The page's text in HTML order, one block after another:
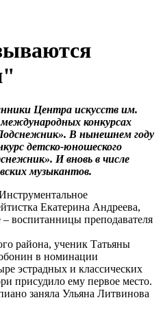
Центра искусств им.
конкурсах
В нынешнем году
детско-юношеского
И вновь в числе
музыкантов.
Екатерина Андреева,
воспитанницы преподавателя
района, ученик Татьяны
в номинации
эстрадных и классических
присудило ему первое место.
заняла Ульяна Литвинова